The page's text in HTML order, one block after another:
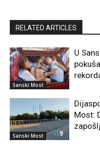
RELATED ARTICLES
Sanski Most
U
Sanski Most
Most: